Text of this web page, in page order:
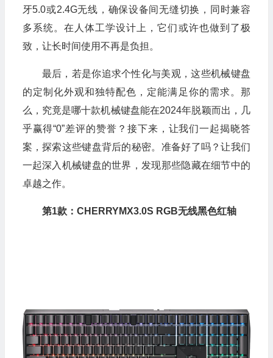
牙5.0或2.4G无线，确保设备间无缝切换，同时兼容
多系统。在人体工学设计上，它们或许也做到了极
致，让长时间使用不再是负担。
最后，若是你追求个性化与美观，这些机械键盘
的定制化外观和独特配色，定能满足你的需求。那
么，究竟是哪十款机械键盘能在2024年脱颖而出，几
乎赢得“0”差评的赞誉？接下来，让我们一起揭晓答
案，探索这些键盘背后的秘密。准备好了吗？让我们
一起深入机械键盘的世界，发现那些隐藏在细节中的
卓越之作。
第1款：CHERRYMX3.0S RGB无线黑色红轴